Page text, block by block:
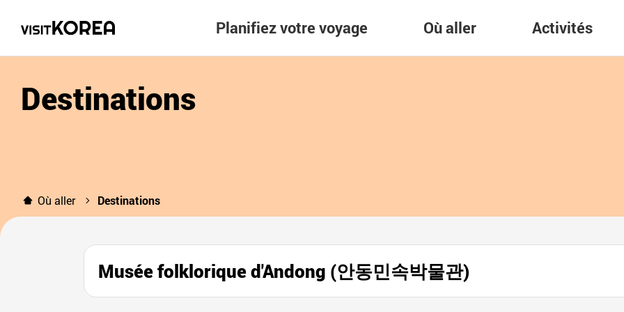
Planifiez votre voyage Où aller Activités
Destinations
Où aller Destinations
Musée folklorique d'Andong (안동민속박물관)